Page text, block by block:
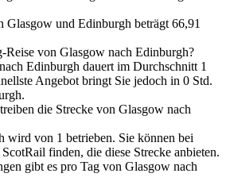
Glasgow und Edinburgh beträgt 66,91
Reise von Glasgow nach Edinburgh?
Edinburgh dauert im Durchschnitt 1
Angebot bringt Sie jedoch in 0 Std.
die Strecke von Glasgow nach
wird von 1 betrieben. Sie können bei
finden, die diese Strecke anbieten.
gibt es pro Tag von Glasgow nach